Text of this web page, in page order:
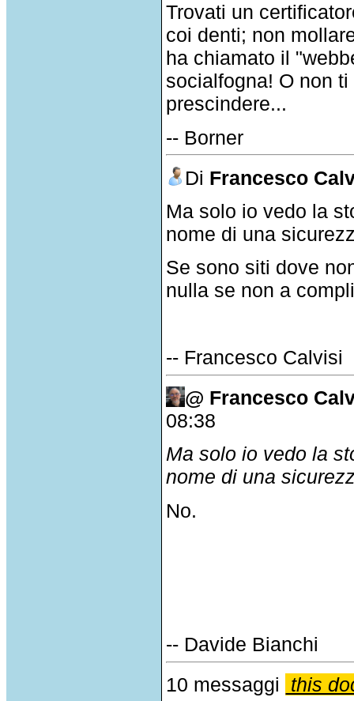
Trovati un
coi denti; non
ha chiamato il
socialfogna! O non
prescindere...
-- Borner
Di Francesco
Ma solo io vedo la
nome di una
Se sono siti dove
nulla se non a
-- Francesco Calvisi
@ Francesco
08:38
Ma solo io vedo la
nome di una
No.
-- Davide Bianchi
10 messaggi
this